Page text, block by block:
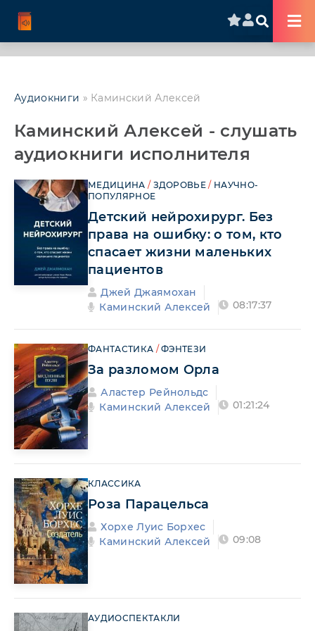
Аудиокниги » Каминский Алексей
Каминский Алексей - слушать
аудиокниги исполнителя
МЕДИЦИНА / ЗДОРОВЬЕ / НАУЧНО-
ПОПУЛЯРНОЕ
Детский нейрохирург. Без
права на ошибку: о том, кто
спасает жизни маленьких
пациентов
Джей Джаямохан
Каминский Алексей
08:17:37
ФАНТАСТИКА /ФЭНТЕЗИ
За разломом Орла
Аластер Рейнольдс
Каминский Алексей
01:21:24
КЛАССИКА
Роза Парацельса
Хорхе Луис Борхес
Каминский Алексей
09:08
АУДИОСПЕКТАКЛИ